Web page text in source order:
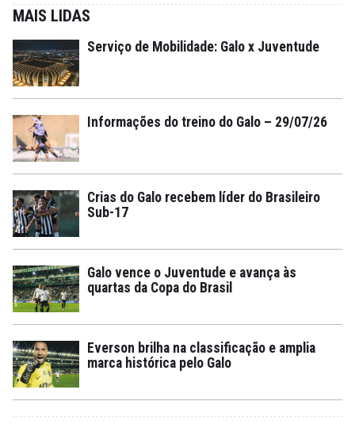
MAIS LIDAS
Serviço de Mobilidade: Galo x Juventude
Informações do treino do Galo – 29/07/26
Crias do Galo recebem líder do Brasileiro
Sub-17
Galo vence o Juventude e avança às
quartas da Copa do Brasil
Everson brilha na classificação e amplia
marca histórica pelo Galo